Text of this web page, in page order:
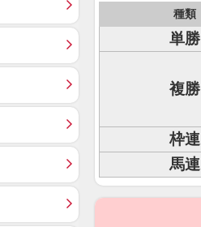
種類
単勝
複勝
枠連
馬連